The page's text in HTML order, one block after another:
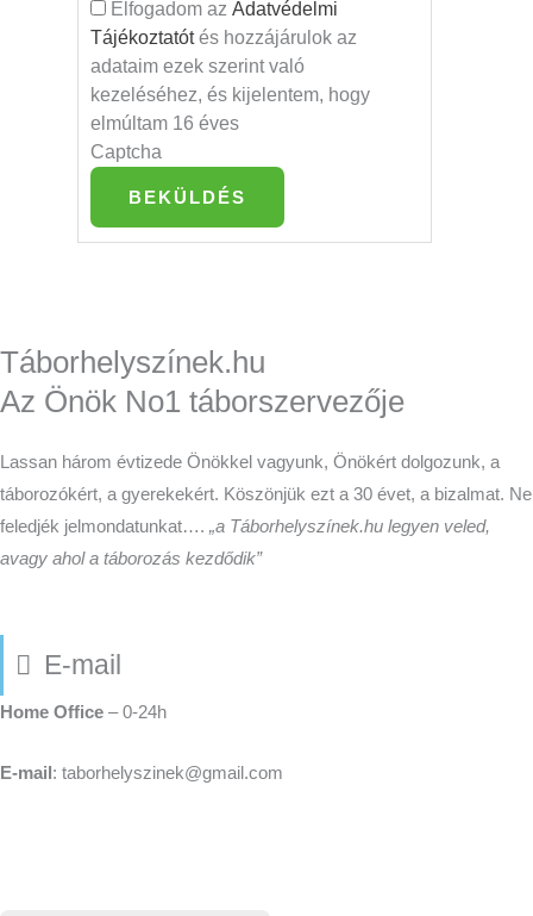
Elfogadom az Adatvédelmi
Tájékoztatótés hozzájárulok az
adataim ezek szerint való
kezeléséhez, és kijelentem, hogy
elmúltam 16 éves
Captcha
BEKÜLDÉS
Táborhelyszínek.hu
Az Önök No1 táborszervezője
Lassan három évtizede Önökkel vagyunk, Önökért dolgozunk, a
táborozókért, a gyerekekért. Köszönjük ezt a 30 évet, a bizalmat. Ne
feledjék jelmondatunkat…. „a Táborhelyszínek.hu legyen veled,
avagy ahol a táborozás kezdődik”
E-mail
Home Office – 0-24h
E-mail: taborhelyszinek@gmail.com